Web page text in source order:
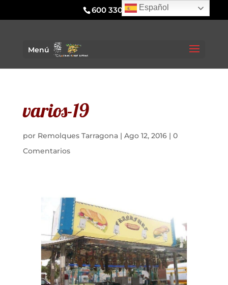
600 330 295
Menú
varios-19
por Remolques Tarragona| Ago 12, 2016| 0
Comentarios
Español